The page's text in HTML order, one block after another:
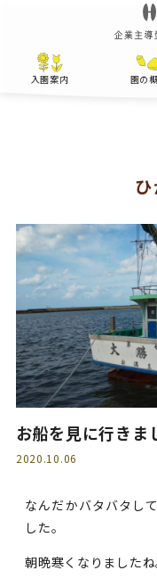
入園案内 園の
お船を見に行きま
2020.10.06
なんだかバタバタし
した。
朝晩寒くなりましたね